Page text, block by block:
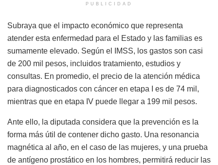
PUBLICIDAD
Subraya que el impacto económico que representa
atender esta enfermedad para el Estado y las familias es
sumamente elevado. Según el IMSS, los gastos son casi
de 200 mil pesos, incluidos tratamiento, estudios y
consultas. En promedio, el precio de la atención médica
para diagnosticados con cáncer en etapa I es de 74 mil,
mientras que en etapa IV puede llegar a 199 mil pesos.
Ante ello, la diputada considera que la prevención es la
forma más útil de contener dicho gasto. Una resonancia
magnética al año, en el caso de las mujeres, y una prueba
de antígeno prostático en los hombres, permitirá reducir las